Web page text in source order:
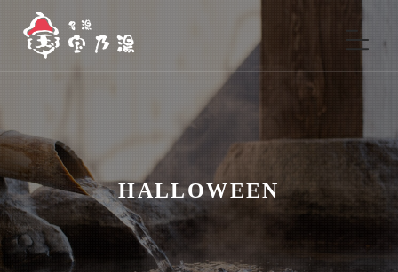
HALLOWEEN